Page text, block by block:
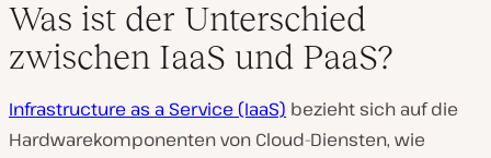
Was ist der Unterschied
zwischen IaaS und PaaS?
Infrastructure as a Service (IaaS) bezieht sich auf die
Hardwarekomponenten von Cloud-Diensten, wie